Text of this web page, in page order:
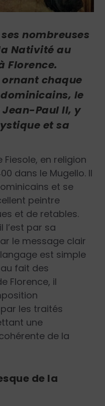
nombreuses
Nativité au
Florence.
chaque
le
Jean-Paul II, y
et sa
en religion
dans le Mugello. Il
et se
peintre
et de retables.
l’est par sa
le message clair
est simple
fait des
Florence, il
les traités
une
de la
de la